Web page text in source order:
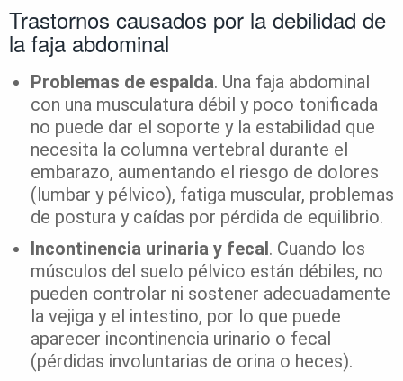
Trastornos causados por la debilidad de
la faja abdominal
Problemas de espalda. Una faja abdominal
con una musculatura débil y poco tonificada
no puede dar el soporte y la estabilidad que
necesita la columna vertebral durante el
embarazo, aumentando el riesgo de dolores
(lumbar y pélvico), fatiga muscular, problemas
de postura y caídas por pérdida de equilibrio.
Incontinencia urinaria y fecal . Cuando los
músculos del suelo pélvico están débiles, no
pueden controlar ni sostener adecuadamente
la vejiga y el intestino, por lo que puede
aparecer incontinencia urinario o fecal
(pérdidas involuntarias de orina o heces).